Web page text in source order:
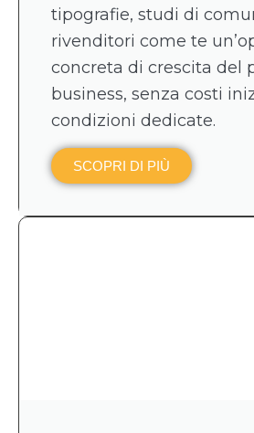
tipografie, studi di
rivenditori come te
concreta di crescita del
business, senza costi
condizioni dedicate.
SCOPRI DI PIÙ